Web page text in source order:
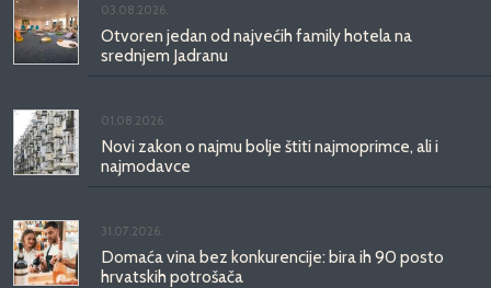
03.08.2026.
Otvoren jedan od najvećih family hotela na
srednjem Jadranu
01.08.2026.
Novi zakon o najmu bolje štiti najmoprimce, ali i
najmodavce
31.07.2026.
Domaća vina bez konkurencije: bira ih 90 posto
hrvatskih potrošača